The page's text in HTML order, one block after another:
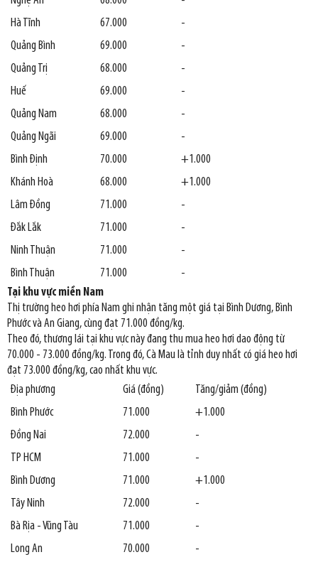
Hà Tĩnh
67.000
-
Quảng Bình
69.000
-
Quảng Trị
68.000
-
Huế
69.000
-
Quảng Nam
68.000
-
Quảng Ngãi
69.000
-
Bình Định
70.000
+1.000
Khánh Hoà
68.000
+1.000
Lâm Đồng
71.000
-
Đắk Lắk
71.000
-
Ninh Thuận
71.000
-
Bình Thuận
71.000
-
Tại khu vực miền Nam
Thị trường heo hơi phía Nam ghi nhận tăng một giá tại Bình Dương, Bình
Phước và An Giang, cùng đạt 71.000 đồng/kg.
Theo đó, thương lái tại khu vực này đang thu mua heo hơi dao động từ
70.000 - 73.000 đồng/kg. Trong đó, Cà Mau là tỉnh duy nhất có giá heo hơi
đạt 73.000 đồng/kg, cao nhất khu vực.
Địa phương
Giá (đồng)
Tăng/giảm (đồng)
Bình Phước
71.000
+1.000
Đồng Nai
72.000
-
TP HCM
71.000
-
Bình Dương
71.000
+1.000
Tây Ninh
72.000
-
Bà Rịa - Vũng Tàu
71.000
-
Long An
70.000
-